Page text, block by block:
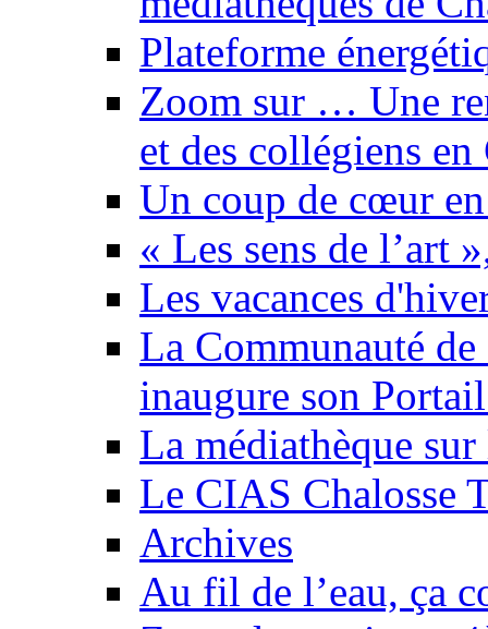
Plateforme
Zoom sur … Une
et des collégiens en
Un coup de cœur
« Les sens de l’art
Les vacances
La Communauté
inaugure son
La médiathèque
Le CIAS Chalosse
Archives
Au fil de l’eau, ça